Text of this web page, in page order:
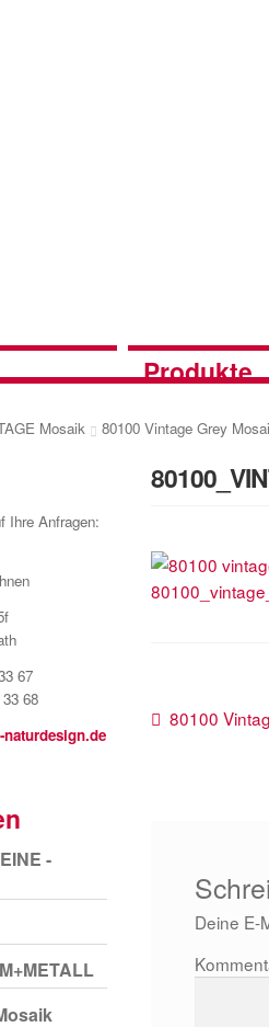
Produkte
Mosaik 80100 Vintage Grey
Vorheriger
80100
Deine E-
Ihre Anfragen:
67
68
-